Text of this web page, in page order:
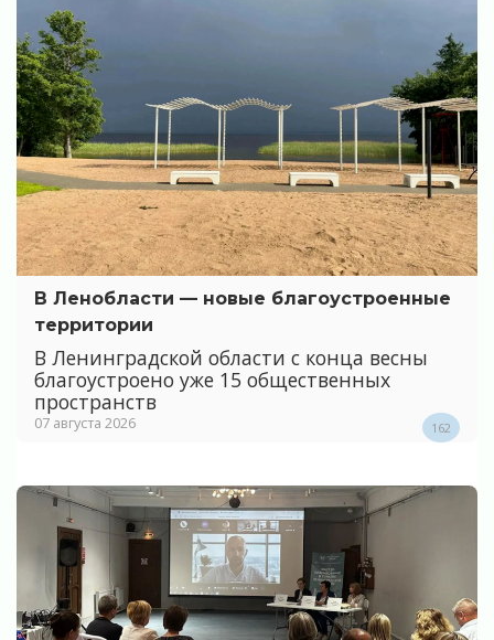
В Ленобласти — новые благоустроенные
территории
В Ленинградской области с конца весны
благоустроено уже 15 общественных
пространств
07 августа 2026 162